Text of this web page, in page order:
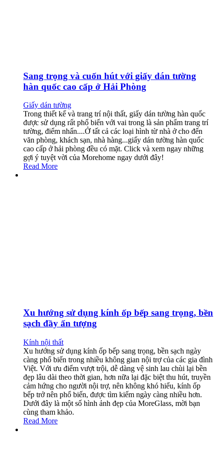
Sang trọng và cuốn hút với giấy dán tường
hàn quốc cao cấp ở Hải Phòng
Giấy dán tường
Trong thiết kế và trang trí nội thất, giấy dán tường hàn quốc
được sử dụng rất phổ biến với vai trong là sản phẩm trang trí
tường, điểm nhấn....Ở tất cả các loại hình từ nhà ở cho đến
văn phòng, khách sạn, nhà hàng...giấy dán tường hàn quốc
cao cấp ở hải phòng đều có mặt. Click và xem ngay những
gợi ý tuyệt vời của Morehome ngay dưới đây!
Read More
Xu hướng sử dụng kính ốp bếp sang trọng, bền
sạch đầy ấn tượng
Kính nội thất
Xu hướng sử dụng kính ốp bếp sang trọng, bền sạch ngày
càng phổ biến trong nhiều không gian nội trợ của các gia đình
Việt. Với ưu điểm vượt trội, dễ dàng vệ sinh lau chùi lại bền
đẹp lâu dài theo thời gian, hơn nữa lại đặc biệt thu hút, truyền
cảm hứng cho người nội trợ, nên không khó hiểu, kính ốp
bếp trở nên phổ biến, được tìm kiếm ngày càng nhiều hơn.
Dưới đây là một số hình ảnh đẹp của MoreGlass, mời bạn
cùng tham khảo.
Read More